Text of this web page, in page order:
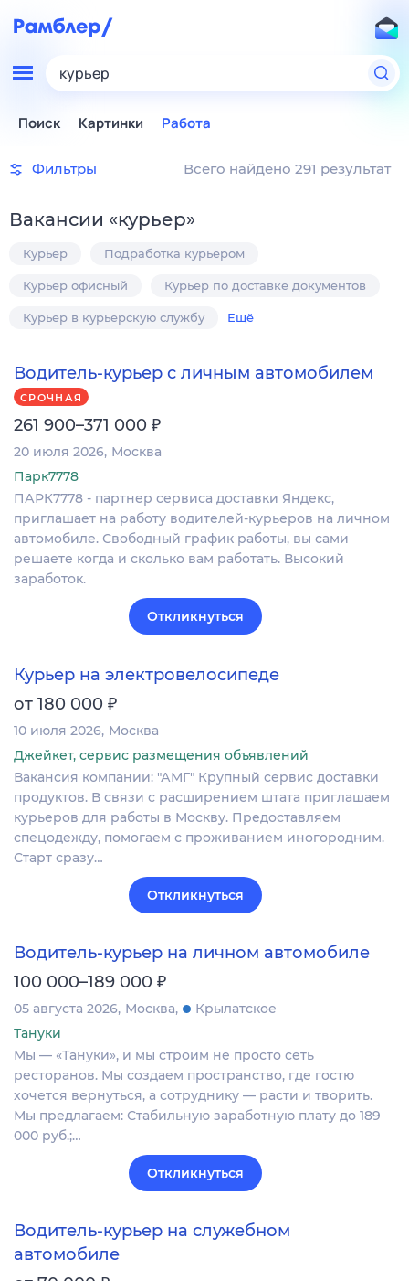
курьер
Поиск Картинки Работа
Фильтры Всего найдено 291 результат
Вакансии «курьер»
Курьер Подработка курьером
Курьер офисный Курьер по доставке документов
Курьер в курьерскую службу Ещё
Водитель-курьер с личным автомобилем
СРОЧНАЯ
261 900–371 000 ₽
20 июля 2026 Москва
Парк7778
ПАРК7778 - партнер сервиса доставки Яндекс,
приглашает на работу водителей-курьеров на личном
автомобиле. Свободный график работы, вы сами
решаете когда и сколько вам работать. Высокий
заработок.
Откликнуться
Курьер на электровелосипеде
от 180 000 ₽
10 июля 2026 Москва
Джейкет, сервис размещения объявлений
Вакансия компании: "АМГ" Крупный сервис доставки
продуктов. В связи с расширением штата приглашаем
курьеров для работы в Москву. Предоставляем
спецодежду, помогаем с проживанием иногородним.
Старт сразу…
Откликнуться
Водитель-курьер на личном автомобиле
100 000–189 000 ₽
05 августа 2026 Москва
Крылатское
Тануки
Мы — «Тануки», и мы строим не просто сеть
ресторанов. Мы создаем пространство, где гостю
хочется вернуться, а сотруднику — расти и творить.
Мы предлагаем: Стабильную заработную плату до 189
000 руб.;…
Откликнуться
Водитель-курьер на служебном
автомобиле